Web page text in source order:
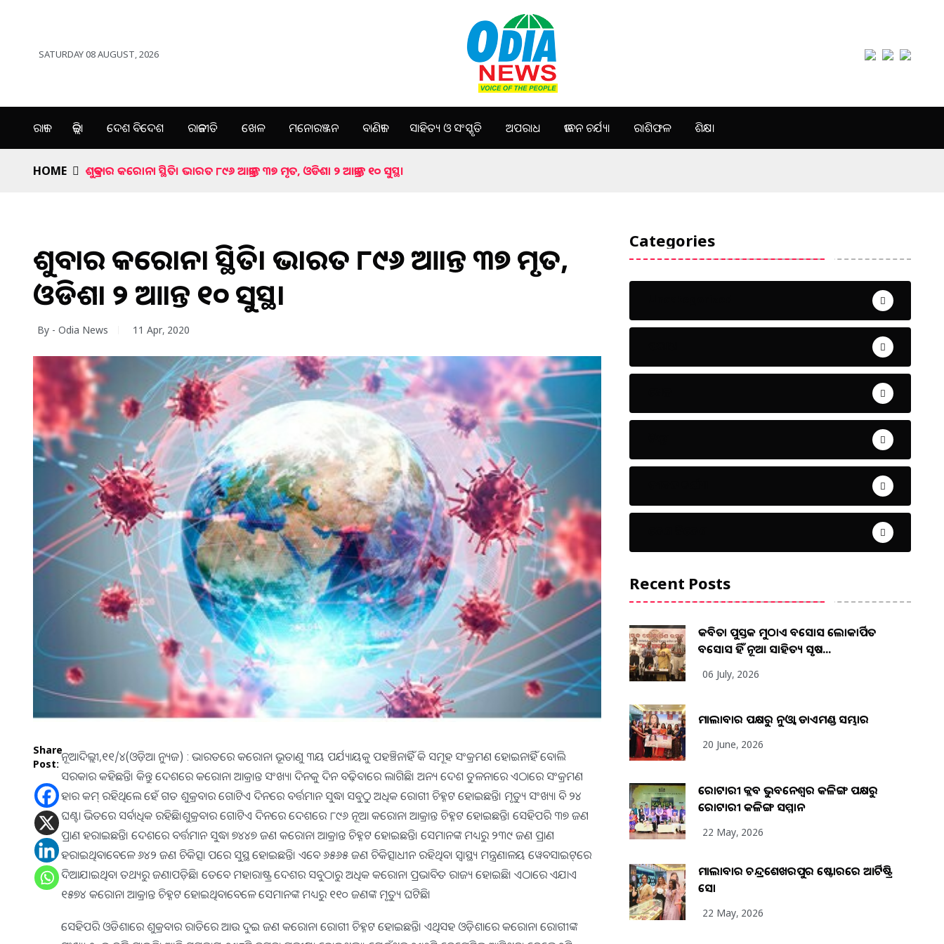
SATURDAY 08 AUGUST, 2026
ରାଜ୍ୟ ଜିଲ୍ଲା ଦେଶ ବିଦେଶ ରାଜନୀତି ଖେଳ ମନୋରଞ୍ଜନ ବାଣିଜ୍ୟ ସାହିତ୍ୟ ଓ ସଂସ୍କୃତି ଅପରାଧ ଜୀବନ ଚର୍ଯ୍ୟା ରାଶିଫଳ ଶିକ୍ଷା
HOME ଶୁକ୍ରବାର କରୋନା ସ୍ଥିତି। ଭାରତ ୮୯୬ ଆକ୍ରାନ୍ତ ୩୭ ମୃତ, ଓଡିଶା ୨ ଆକ୍ରାନ୍ତ ୧୦ ସୁସ୍ଥ।
ଶୁକ୍ରବାର କରୋନା ସ୍ଥିତି। ଭାରତ ୮୯୬ ଆକ୍ରାନ୍ତ ୩୭ ମୃତ,
ଓଡିଶା ୨ ଆକ୍ରାନ୍ତ ୧୦ ସୁସ୍ଥ।
By - Odia News 11 Apr, 2020
Share
Post:
ନୂଆଦିଲ୍ଲୀ,୧୧/୪(ଓଡ଼ିଆ ନ୍ୟୁଜ) : ଭାରତରେ କରୋନା ଭୂତାଣୁ ୩ୟ ପର୍ଯ୍ୟାୟକୁ ପହଞ୍ଚିନାହିଁ କି ସମୂହ ସଂକ୍ରମଣ ହୋଇନାହିଁ ବୋଲି
ସରକାର କହିଛନ୍ତି। କିନ୍ତୁ ଦେଶରେ କରୋନା ଆକ୍ରାନ୍ତ ସଂଖ୍ୟା ଦିନକୁ ଦିନ ବଢ଼ିବାରେ ଲାଗିଛି। ଅନ୍ୟ ଦେଶ ତୁଳନାରେ ଏଠାରେ ସଂକ୍ରମଣ
ହାର କମ୍‌ ରହିଥିଲେ ହେଁ ଗତ ଶୁକ୍ରବାର ଗୋଟିଏ ଦିନରେ ବର୍ତ୍ତମାନ ସୁଦ୍ଧା ସବୁଠୁ ଅଧିକ ରୋଗୀ ଚିହ୍ନଟ ହୋଇଛନ୍ତି। ମୃତ୍ୟୁ ସଂଖ୍ୟା ବି ୨୪
ଘଣ୍ଟା ଭିତରେ ସର୍ବାଧିକ ରହିଛି।ଶୁକ୍ରବାର ଗୋଟିଏ ଦିନରେ ଦେଶରେ ୮୯୬ ନୂଆ କରୋନା ଆକ୍ରାନ୍ତ ଚିହ୍ନଟ ହୋଇଛନ୍ତି। ସେହିପରି ୩୭ ଜଣ
ପ୍ରାଣ ହରାଇଛନ୍ତି। ଦେଶରେ ବର୍ତ୍ତମାନ ସୁଦ୍ଧା ୭୪୪୭ ଜଣ କରୋନା ଆକ୍ରାନ୍ତ ଚିହ୍ନଟ ହୋଇଛନ୍ତି। ସେମାନଙ୍କ ମଧ୍ୟରୁ ୨୩୯ ଜଣ ପ୍ରାଣ
ହରାଇଥିବାବେଳେ ୬୪୨ ଜଣ ଚିକିତ୍ସା ପରେ ସୁସ୍ଥ ହୋଇଛନ୍ତି। ଏବେ ୬୫୬୫ ଜଣ ଚିକିତ୍ସାଧୀନ ରହିଥିବା ସ୍ବାସ୍ଥ୍ୟ ମନ୍ତ୍ରଣାଳୟ ୱେବସାଇଟ୍‌ରେ
ଦିଆଯାଇଥିବା ତଥ୍ୟରୁ ଜଣାପଡ଼ିଛି। ତେବେ ମହାରାଷ୍ଟ୍ର ଦେଶର ସବୁଠାରୁ ଅଧିକ କରୋନା ପ୍ରଭାବିତ ରାଜ୍ୟ ହୋଇଛି। ଏଠାରେ ଏଯାଏ
୧୫୭୪ କରୋନା ଆକ୍ରାନ୍ତ ଚିହ୍ନଟ ହୋଇଥିବାବେଳେ ସେମାନଙ୍କ ମଧ୍ୟରୁ ୧୧୦ ଜଣଙ୍କ ମୃତ୍ୟୁ ଘଟିଛି।
ସେହିପରି ଓଡିଶାରେ ଶୁକ୍ରବାର ରାତିରେ ଆଉ ଦୁଇ ଜଣ କରୋନା ରୋଗୀ ଚିହ୍ନଟ ହୋଇଛନ୍ତି। ଏଥିସହ ଓଡ଼ିଶାରେ କରୋନା ରୋଗୀଙ୍କ
Categories
Recent Posts
କବିତା ପୁସ୍ତକ ମୁଠାଏ ଅବସୋସ ଲୋକାର୍ପିତ
ଅବସୋସ ହିଁ ନୂଆ ସାହିତ୍ୟ ସୃଷ...
06 July, 2026
ମାଲାବାର ପକ୍ଷରୁ ନୁଓ୍ବା ଡାଏମଣ୍ଡ ସମ୍ଭାର
20 June, 2026
ରୋଟାରୀ କ୍ଲବ ଭୁବନେଶ୍ୱର କଳିଙ୍ଗ ପକ୍ଷରୁ
ରୋଟାରୀ କଳିଙ୍ଗ ସମ୍ମାନ
22 May, 2026
ମାଲାବାର ଚନ୍ଦ୍ରଶେଖରପୁର ଷ୍ଟୋରରେ ଆର୍ଟିଷ୍ଟ୍ରି
ସୋ
22 May, 2026